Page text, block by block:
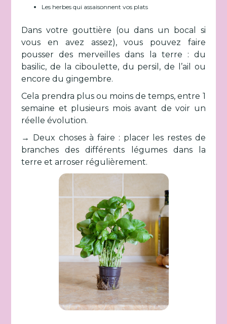
Les herbes qui assaisonnent vos plats
Dans votre gouttière (ou dans un bocal si
vous en avez assez), vous pouvez faire
pousser des merveilles dans la terre : du
basilic, de la ciboulette, du persil, de l’ail ou
encore du gingembre.
Cela prendra plus ou moins de temps, entre 1
semaine et plusieurs mois avant de voir un
réelle évolution.
→ Deux choses à faire : placer les restes de
branches des différents légumes dans la
terre et arroser régulièrement.